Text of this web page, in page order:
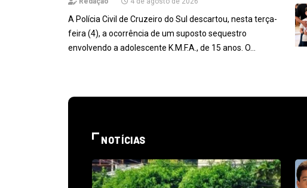
A Polícia Civil de Cruzeiro do Sul descartou, nesta terça-
feira (4), a ocorrência de um suposto sequestro
envolvendo a adolescente K.M.F.A., de 15 anos. O…
NOTÍCIAS